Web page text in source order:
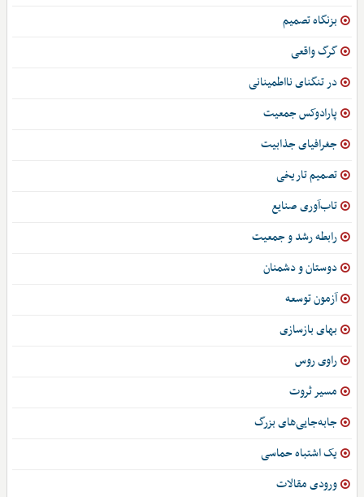
بزنگاه تصمیم
گرگ واقعی
در تنگنای نااطمینانی
پارادوکس جمعیت
جغرافیای جذابیت
تصمیم تاریخی
تاب‌آوری صنایع
رابطه رشد و جمعیت
دوستان و دشمنان
آزمون توسعه
بهای بازسازی
راوی روس
مسیر ثروت
جابه‌جایی‌های بزرگ
یک اشتباه حماسی
ورودی مقالات